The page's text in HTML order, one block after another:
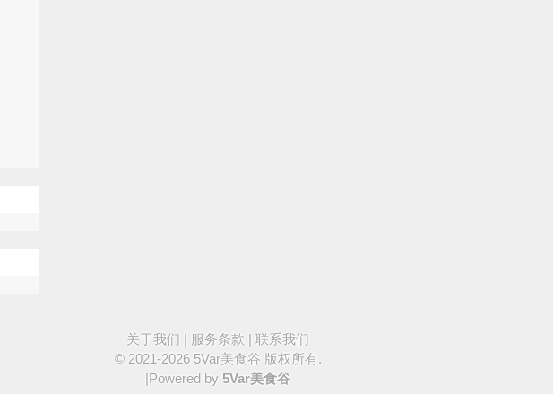
关于我们 | 服务条款 | 联系我们
© 2021-2026 5Var美食谷 版权所有.
|Powered by 5Var美食谷